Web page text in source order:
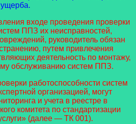
ущерба.
входе проведения проверки
ППЗ их неисправностей,
руководитель обязан
путем привлечения
деятельность по монтажу,
обслуживанию систем ППЗ.
работоспособности систем
организацией, могут
и учета в реестре в
комитета по стандартизации
(далее — ТК 001).